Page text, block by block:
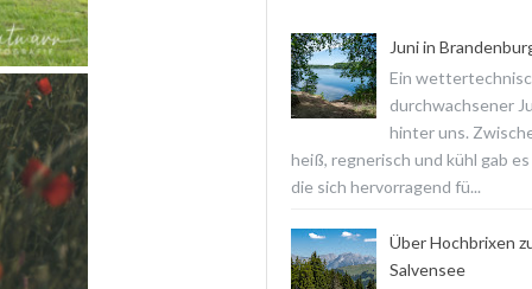
Juni in
Ein
durchwachsener
hinter uns.
heiß, regnerisch und kühl gab es
die sich hervorragend fü...
Über Hochbrixen
Salvensee